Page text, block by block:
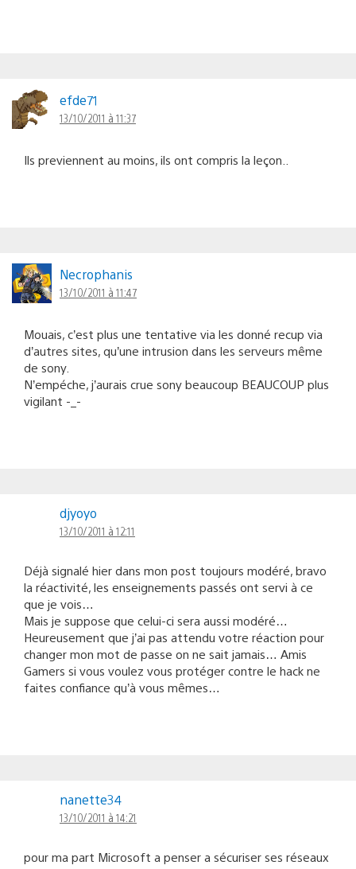
efde71
13/10/2011 à 11:37
Ils previennent au moins, ils ont compris la leçon..
Necrophanis
13/10/2011 à 11:47
Mouais, c’est plus une tentative via les donné recup via
d’autres sites, qu’une intrusion dans les serveurs même
de sony.
N’empéche, j’aurais crue sony beaucoup BEAUCOUP plus
vigilant -_-
djyoyo
13/10/2011 à 12:11
Déjà signalé hier dans mon post toujours modéré, bravo
la réactivité, les enseignements passés ont servi à ce
que je vois…
Mais je suppose que celui-ci sera aussi modéré…
Heureusement que j’ai pas attendu votre réaction pour
changer mon mot de passe on ne sait jamais… Amis
Gamers si vous voulez vous protéger contre le hack ne
faites confiance qu’à vous mêmes…
nanette34
13/10/2011 à 14:21
pour ma part Microsoft a penser a sécuriser ses réseaux